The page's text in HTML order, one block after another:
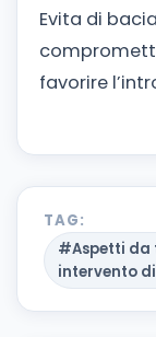
Evita di
favorire
TAG:
#Aspetti da
intervento